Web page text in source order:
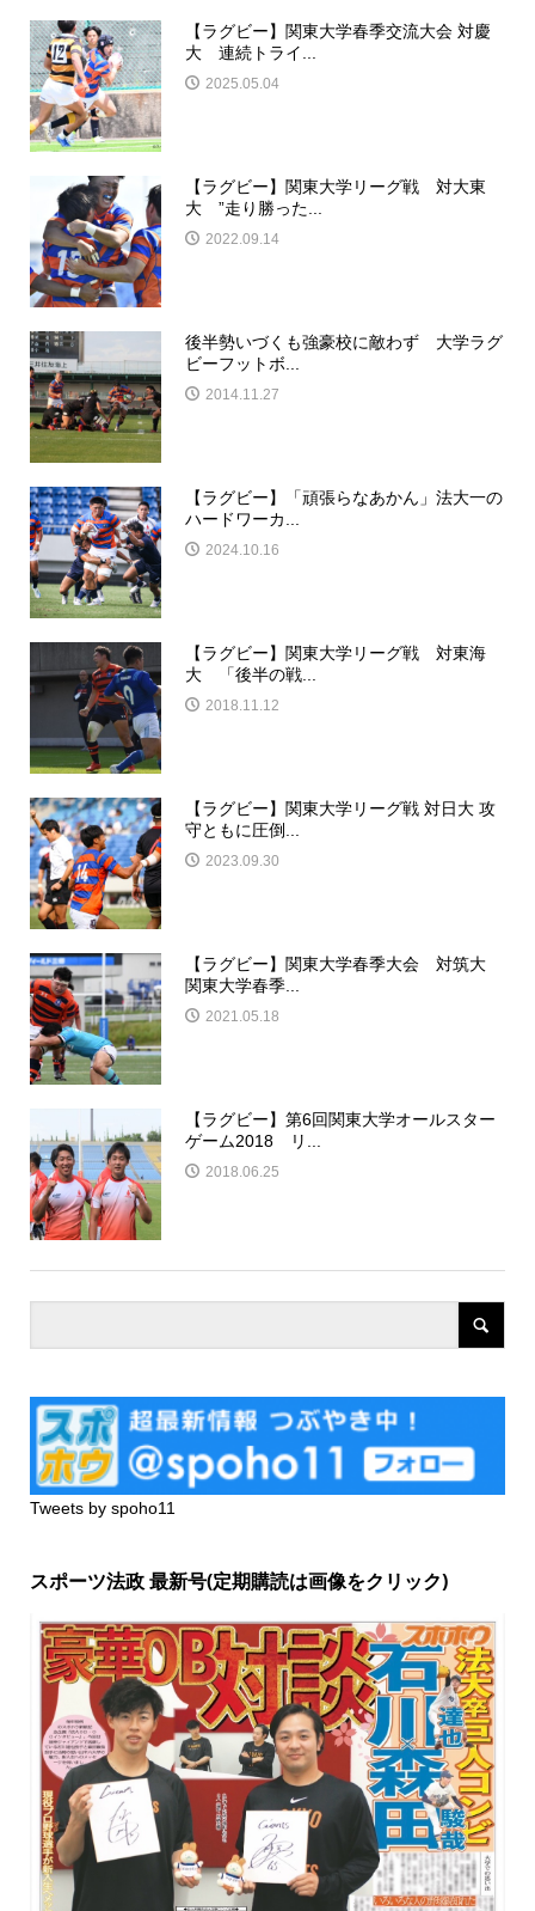
【ラグビー】関東大学春季交流大会 対慶
大 連続トライ...
2025.05.04
【ラグビー】関東大学リーグ戦 対大東
大 ”走り勝った...
2022.09.14
後半勢いづくも強豪校に敵わず 大学ラグ
ビーフットボ...
2014.11.27
【ラグビー】「頑張らなあかん」法大一の
ハードワーカ...
2024.10.16
【ラグビー】関東大学リーグ戦 対東海
大 「後半の戦...
2018.11.12
【ラグビー】関東大学リーグ戦 対日大 攻
守ともに圧倒...
2023.09.30
【ラグビー】関東大学春季大会 対筑大
関東大学春季...
2021.05.18
【ラグビー】第6回関東大学オールスター
ゲーム2018 リ...
2018.06.25
Tweets by spoho11
スポーツ法政 最新号(定期購読は画像をクリック)